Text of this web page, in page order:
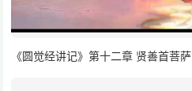
《圆觉经讲记》第十二章 贤善首菩萨